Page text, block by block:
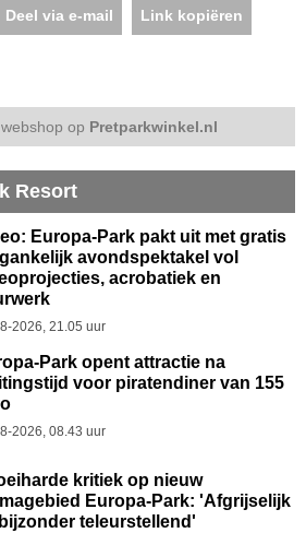
Deel via e-mail Link kopiëren
op Pretparkwinkel.nl
Resort
Europa-Park pakt uit met gratis
avondspektakel vol
acrobatiek en
2026, 21.05 uur
Park opent attractie na
voor piratendiner van 155
2026, 08.43 uur
kritiek op nieuw
Europa-Park: 'Afgrijselijk
teleurstellend'